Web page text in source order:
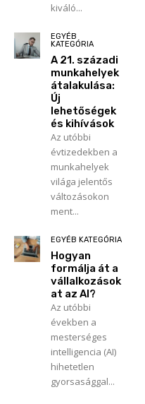
kiváló...
EGYÉB
KATEGÓRIA
A 21. századi
munkahelyek
átalakulása:
Új
lehetőségek
és kihívások
Az utóbbi
évtizedekben a
munkahelyek
világa jelentős
változásokon
ment...
EGYÉB KATEGÓRIA
Hogyan
formálja át a
vállalkozások
at az AI?
Az utóbbi
években a
mesterséges
intelligencia (AI)
hihetetlen
gyorsasággal...